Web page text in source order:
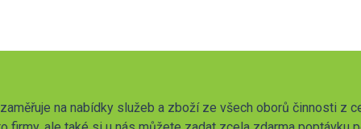
na nabídky služeb a zboží ze všech oborů činnosti z